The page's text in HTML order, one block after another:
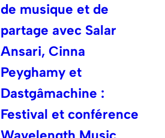
de musique et de
partage avec Salar
Ansari, Cinna
Peyghamy et
Dastgâmachine :
Festival et conférence